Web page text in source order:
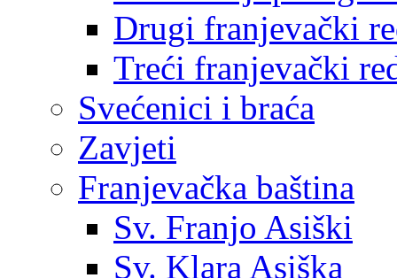
Drugi franjevački
Treći franjevački
Svećenici i braća
Zavjeti
Franjevačka baština
Sv. Franjo Asiški
Sv. Klara Asiška